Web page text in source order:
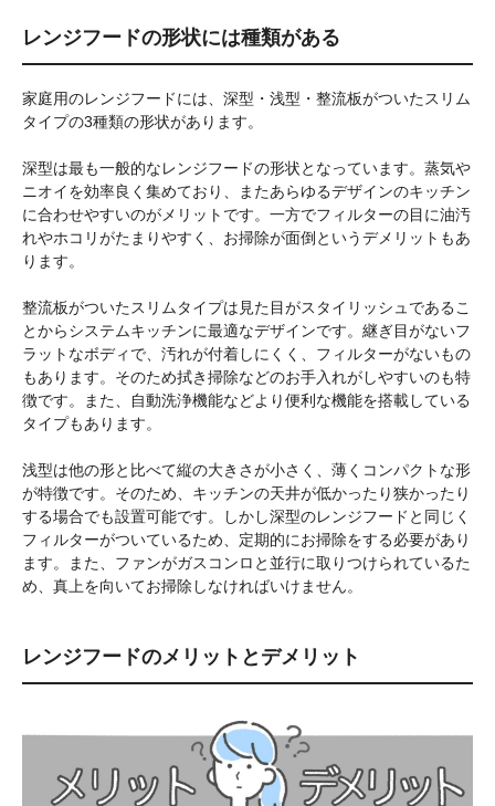
レンジフードの形状には種類がある
家庭用のレンジフードには、深型・浅型・整流板がついたスリム
タイプの3種類の形状があります。
深型は最も一般的なレンジフードの形状となっています。蒸気や
ニオイを効率良く集めており、またあらゆるデザインのキッチン
に合わせやすいのがメリットです。一方でフィルターの目に油汚
れやホコリがたまりやすく、お掃除が面倒というデメリットもあ
ります。
整流板がついたスリムタイプは見た目がスタイリッシュであるこ
とからシステムキッチンに最適なデザインです。継ぎ目がないフ
ラットなボディで、汚れが付着しにくく、フィルターがないもの
もあります。そのため拭き掃除などのお手入れがしやすいのも特
徴です。また、自動洗浄機能などより便利な機能を搭載している
タイプもあります。
浅型は他の形と比べて縦の大きさが小さく、薄くコンパクトな形
が特徴です。そのため、キッチンの天井が低かったり狭かったり
する場合でも設置可能です。しかし深型のレンジフードと同じく
フィルターがついているため、定期的にお掃除をする必要があり
ます。また、ファンがガスコンロと並行に取りつけられているた
め、真上を向いてお掃除しなければいけません。
レンジフードのメリットとデメリット